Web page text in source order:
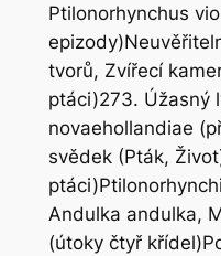
Ptilonorhynchus
tvorů, Zvířecí
ptáci)273. Úžasný
novaehollandiae
svědek (Pták,
Andulka andulka,
(útoky čtyř